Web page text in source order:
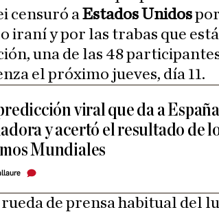
censuró aEstados Unidos
iraní y por las trabas que
una de las 48
el próximo jueves, día 11.
viral que da a
y acertó el resultado de
Mundiales
rueda de prensa habitual del